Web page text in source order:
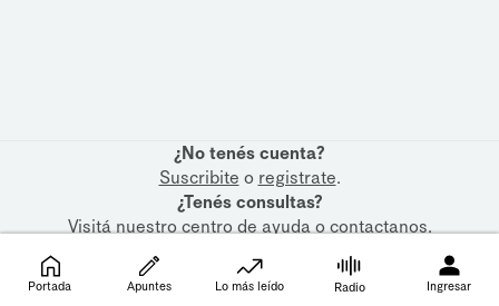
¿No tenés cuenta?
Suscribite o registrate.
¿Tenés consultas?
Visitá nuestrocentro de ayudaocontactanos.
Portada Apuntes Lo más leído Radio Ingresar